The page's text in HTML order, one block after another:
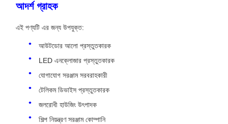
আদর্শ গ্রাহক
এই পণ্যটি এর জন্য উপযুক্ত:
আউটডোর আলো প্রস্তুতকারক
LED এনক্লোজার প্রস্তুতকারক
যোগাযোগ সরঞ্জাম সরবরাহকারী
টেলিকম ডিভাইস প্রস্তুতকারক
জলরোধী হাউজিং উৎপাদক
শিল্প নিয়ন্ত্রণ সরঞ্জাম কোম্পানি